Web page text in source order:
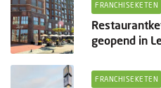
Ondernemen
Nieuwe lunchrooms
Columns
FRANCHISEKETEN
geopend in
FRANCHISEKETEN